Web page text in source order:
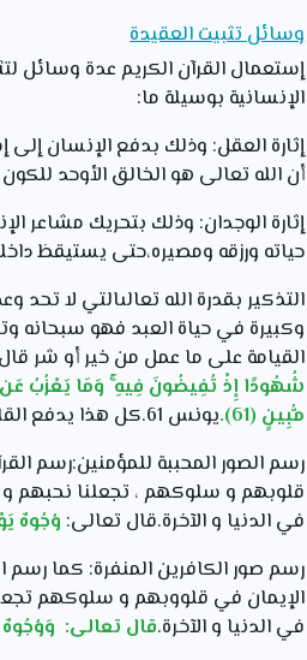
وسائل تثبيت العقيدة
إستعمال القرآن الكريم عدة وسائل
الإنسانية بوسيلة ما:
إثارة العقل: وذلك بدفع الإنسان إلى
أن الله تعالى هو الخالق الأوحد
إثارة الوجدان: وذلك بتحريك مشاعر
حياته ورزقه ومصيره،حتى يستيقظ
التذكير بقدرة الله تعالىالتي لا
وكبيرة في حياة العبد فهو سبحانه
القيامة على ما عمل من خير أو شر
شُهُودًا إِذْ تُفِيضُونَ فِيهِ ۚ وَمَا يَعْزُبُ عَن
مُّبِينٍ (61).
يونس 61.كل هذا يدفع القلب إلى الخشوع و الإستسلام لله وحده.
رسم الصور المحببة للمؤمنين:رسم
قلوبهم و سلوكهم ، تجعلنا نحبهم و
في الدنيا و الآخرة.قال تعالى: وُجُوهٌ يَوْمَئِذٍ نَّاضِرَةٌ
رسم صور الكافرين المنفرة: كما رسم
الإيمان في قلووبهم و سلوكهم
في الدنيا و الآخرة.قال تعالى: وَوُجُوهٌ يَوْمَئِذٍ بَاسِرَةٌ